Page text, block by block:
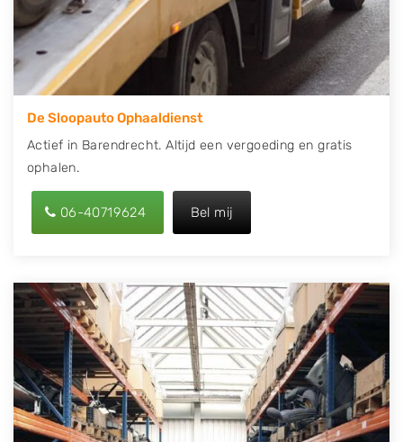
Kia, Mazda, Mercedes Benz, Mitsubishi, Nissan, Opel,
Peugeot, Porsche, Renault, Seat, Skoda, Suzuki, Tesla,
Toyota, Volkswagen en Volvo.
De Sloopauto Ophaaldienst
Actief in Barendrecht. Altijd een vergoeding en gratis
ophalen.
06-40719624 Bel mij